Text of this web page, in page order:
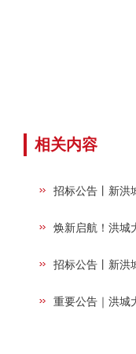
相关内容
招标公告丨新洪
焕新启航！洪城
招标公告丨新洪
重要公告｜洪城